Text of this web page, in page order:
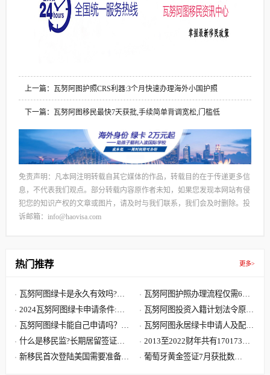
上一篇：瓦努阿图护照CRS利器:3个月快速办理海外小国护照
下一篇：瓦努阿图移民最快7天获批,手续简单背调宽松,门槛低
免责声明：凡本网注明转载自其它媒体的作品，转载目的在于传递更多信
息，不代表我们观点。部分转载内容原作者未知，如果您发现本网站有侵
犯您的知识产权的文章或图片，请及时与我们联系，我们会及时删除。投
诉邮箱：info@haovisa.com
热门推荐 更多>
瓦努阿图绿卡是永久有效吗?瓦
努阿图绿卡有效期是多久?
瓦努阿图护照办理流程仅需6步,
快至30天获批 60天收到原件
2024瓦努阿图绿卡申请条件:单
人8000美元 7天获批三周拿卡
瓦努阿图投资入籍计划法令原文
解读,主申请人捐献8万美元起
瓦努阿图绿卡能自己申请吗？答
案可能要让您失望了
瓦努阿图永居绿卡申请人及配偶
子女需要提供资料最全清单
什么是移民监?长期居留签证和
永久居留签证有什么区别?
2013至2022财年共有170173位
中国大陆申请人移民美国
新移民首次登陆美国需要准备哪
葡萄牙黄金签证7月获批数